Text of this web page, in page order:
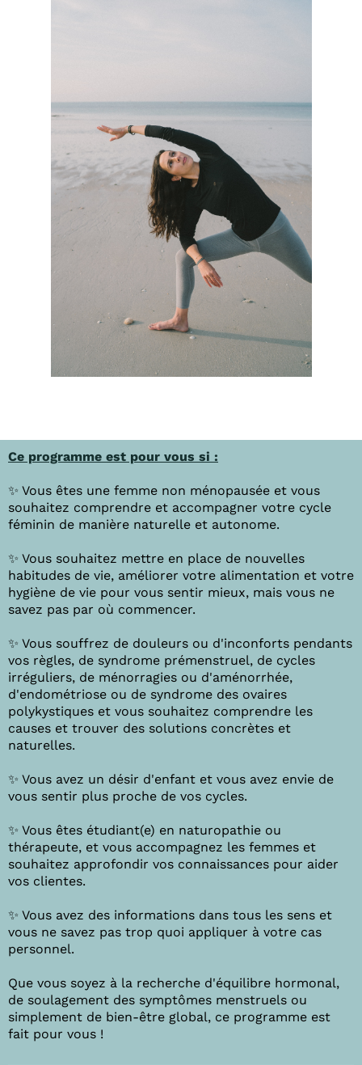
Ce programme est pour vous si :
✨ Vous êtes une femme non ménopausée et vous
souhaitez comprendre et accompagner votre cycle
féminin de manière naturelle et autonome.
✨ Vous souhaitez mettre en place de nouvelles
habitudes de vie, améliorer votre alimentation et votre
hygiène de vie pour vous sentir mieux, mais vous ne
savez pas par où commencer.
✨ Vous souffrez de douleurs ou d'inconforts pendants
vos règles, de syndrome prémenstruel, de cycles
irréguliers, de ménorragies ou d'aménorrhée,
d'endométriose ou de syndrome des ovaires
polykystiques et vous souhaitez comprendre les
causes et trouver des solutions concrètes et
naturelles.
✨ Vous avez un désir d'enfant et vous avez envie de
vous sentir plus proche de vos cycles.
✨ Vous êtes étudiant(e) en naturopathie ou
thérapeute, et vous accompagnez les femmes et
souhaitez approfondir vos connaissances pour aider
vos clientes.
✨ Vous avez des informations dans tous les sens et
vous ne savez pas trop quoi appliquer à votre cas
personnel.
Que vous soyez à la recherche d'équilibre hormonal,
de soulagement des symptômes menstruels ou
simplement de bien-être global, ce programme est
fait pour vous !